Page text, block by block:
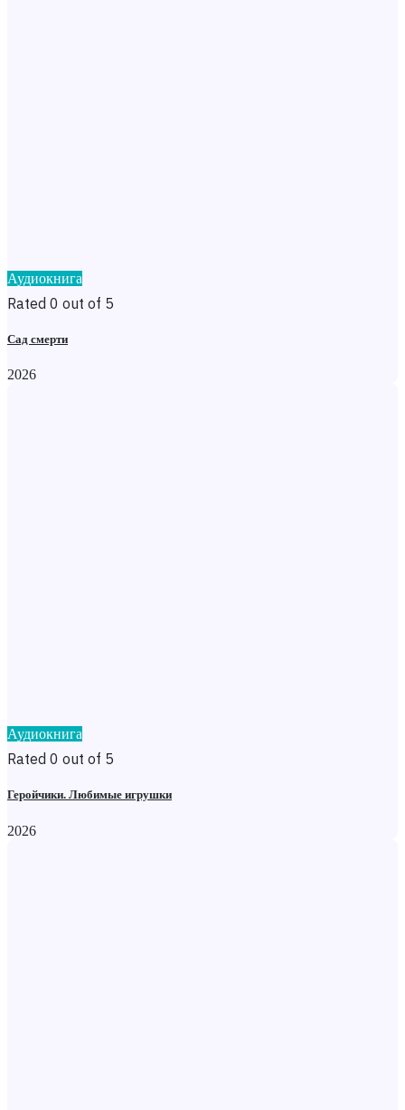
Аудиокнига
Rated 0 out of 5
Сад смерти
2026
Аудиокнига
Rated 0 out of 5
Геройчики. Любимые игрушки
2026